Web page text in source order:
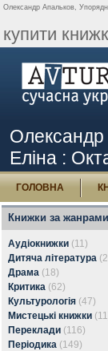
Олександр Апальков,
купити
Олександр
Еліна :
ГОЛОВНА
Книжки за жанрами
Аудіокнижки (11)
Дитяча література
Драма (18)
Критика (62)
Культурологія (47)
Мистецькі книжки
Переклади (116)
Періодика (149)